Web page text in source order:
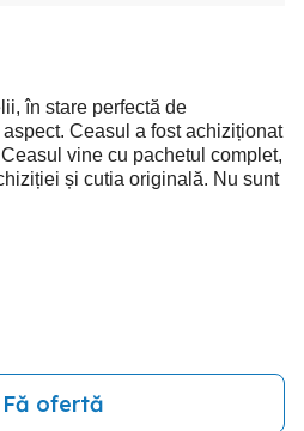
în stare perfectă de
Ceasul a fost achiziționat
vine cu pachetul complet,
și cutia originală. Nu sunt
Fă ofertă